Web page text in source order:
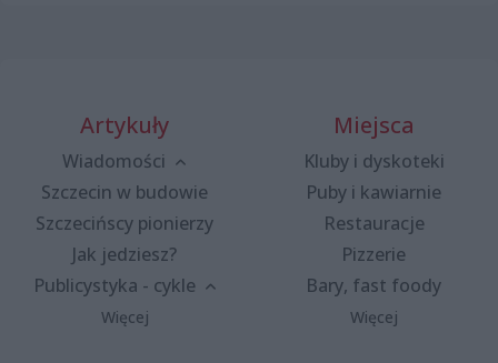
Artykuły
Wiadomości
Szczecin w budowie
Szczecińscy pionierzy
Jak jedziesz?
Publicystyka - cykle
Więcej
Miejsca
Kluby i dyskoteki
Puby i kawiarnie
Restauracje
Pizzerie
Bary, fast foody
Więcej